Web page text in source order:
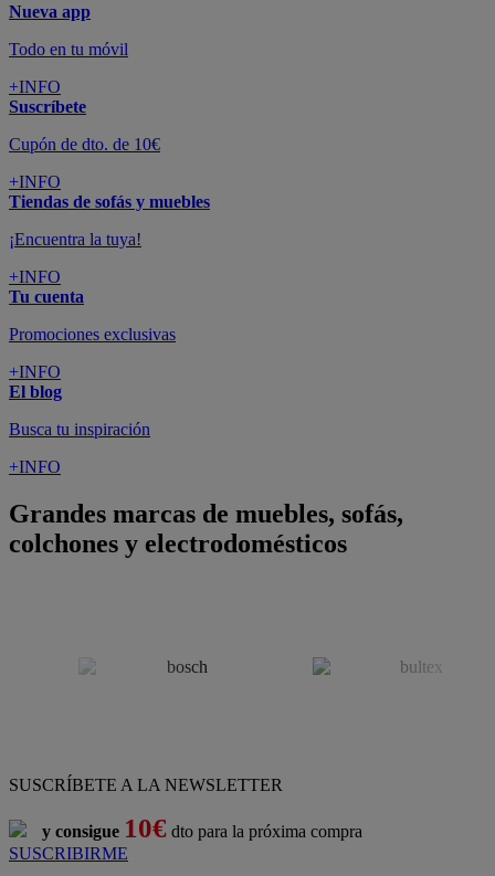
Nueva app
Todo en tu móvil
+INFO
Suscríbete
Cupón de dto. de 10€
+INFO
Tiendas de sofás y muebles
¡Encuentra la tuya!
+INFO
Tu cuenta
Promociones exclusivas
+INFO
El blog
Busca tu inspiración
+INFO
Grandes marcas de muebles, sofás,
colchones y electrodomésticos
SUSCRÍBETE A LA NEWSLETTER
y consigue 10€ dto para la próxima compra
SUSCRIBIRME